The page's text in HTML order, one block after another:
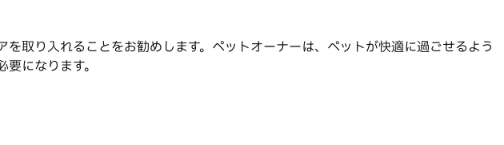
取り入れることをお勧めします。ペットオーナーは、ペットが快適に過ごせるよう
になります。